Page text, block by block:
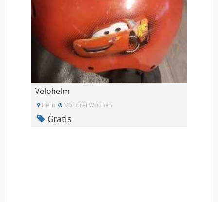
Velohelm
Bern Vor drei Wochen
Gratis